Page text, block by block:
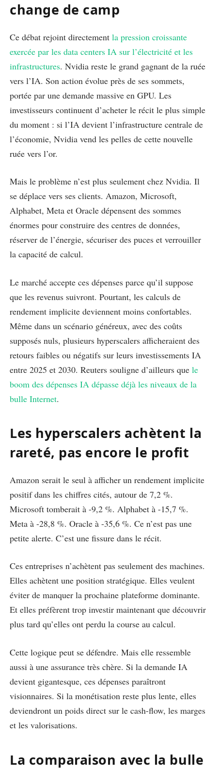
change de camp
Ce débat rejoint directement la pression croissante
exercée par les data centers IA sur l’électricité et les
infrastructures. Nvidia reste le grand gagnant de la ruée
vers l’IA. Son action évolue près de ses sommets,
portée par une demande massive en GPU. Les
investisseurs continuent d’acheter le récit le plus simple
du moment : si l’IA devient l’infrastructure centrale de
l’économie, Nvidia vend les pelles de cette nouvelle
ruée vers l’or.
Mais le problème n’est plus seulement chez Nvidia. Il
se déplace vers ses clients. Amazon, Microsoft,
Alphabet, Meta et Oracle dépensent des sommes
énormes pour construire des centres de données,
réserver de l’énergie, sécuriser des puces et verrouiller
la capacité de calcul.
Le marché accepte ces dépenses parce qu’il suppose
que les revenus suivront. Pourtant, les calculs de
rendement implicite deviennent moins confortables.
Même dans un scénario généreux, avec des coûts
supposés nuls, plusieurs hyperscalers afficheraient des
retours faibles ou négatifs sur leurs investissements IA
entre 2025 et 2030. Reuters souligne d’ailleurs que le
boom des dépenses IA dépasse déjà les niveaux de la
bulle Internet.
Les hyperscalers achètent la
rareté, pas encore le profit
Amazon serait le seul à afficher un rendement implicite
positif dans les chiffres cités, autour de 7,2 %.
Microsoft tomberait à -9,2 %. Alphabet à -15,7 %.
Meta à -28,8 %. Oracle à -35,6 %. Ce n’est pas une
petite alerte. C’est une fissure dans le récit.
Ces entreprises n’achètent pas seulement des machines.
Elles achètent une position stratégique. Elles veulent
éviter de manquer la prochaine plateforme dominante.
Et elles préfèrent trop investir maintenant que découvrir
plus tard qu’elles ont perdu la course au calcul.
Cette logique peut se défendre. Mais elle ressemble
aussi à une assurance très chère. Si la demande IA
devient gigantesque, ces dépenses paraîtront
visionnaires. Si la monétisation reste plus lente, elles
deviendront un poids direct sur le cash-flow, les marges
et les valorisations.
La comparaison avec la bulle